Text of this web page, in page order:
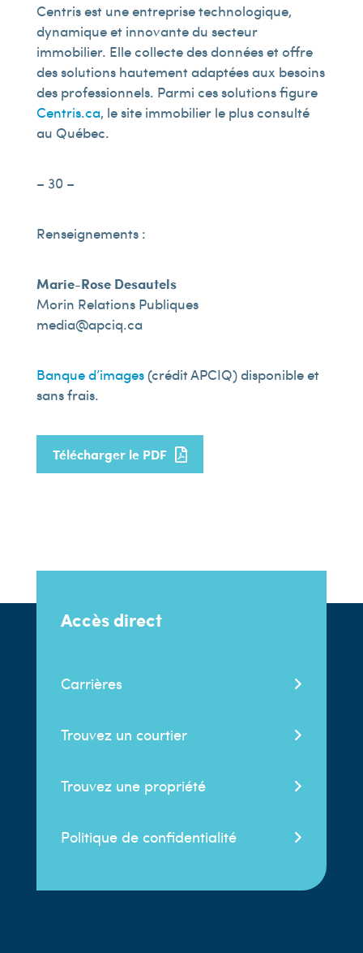
Centris est une entreprise technologique,
dynamique et innovante du secteur
immobilier. Elle collecte des données et offre
des solutions hautement adaptées aux besoins
des professionnels. Parmi ces solutions figure
Centris.ca, le site immobilier le plus consulté
au Québec.
– 30 –
Renseignements :
Marie-Rose Desautels
Morin Relations Publiques
media@apciq.ca
Banque d’images(crédit APCIQ) disponible et
sans frais.
Télécharger le PDF
Accès direct
Carrières
Trouvez un courtier
Trouvez une propriété
Politique de confidentialité